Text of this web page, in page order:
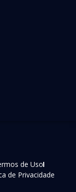
de Uso
de Privacidade